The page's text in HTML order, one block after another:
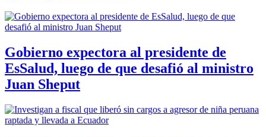
Gobierno expectora al presidente de
EsSalud, luego de que desafió al ministro
Juan Sheput